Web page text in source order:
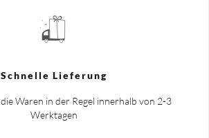
Schnelle Lieferung
Waren in der Regel innerhalb von 2-3
Werktagen